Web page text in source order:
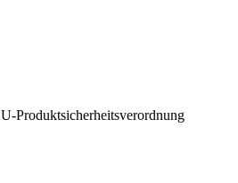
Produktsicherheitsverordnung